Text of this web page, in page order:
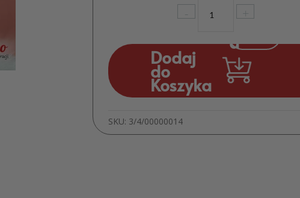
-
Personalizowana
na
Pierwszy
Rok
+
Dodaj
do
Koszyka
SKU: 3/4/00000014